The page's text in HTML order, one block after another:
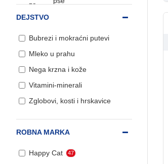
Obrok u kesici,
konzerve, sosići i
Veterinarske dijete za
mačke
Poslastice za pse
DEJSTVO
Bubrezi i mokraćni putevi
Mleko u prahu
Nega krzna i kože
Vitamini-minerali
Zglobovi, kosti i hrskavice
ROBNA MARKA
Happy Cat 47